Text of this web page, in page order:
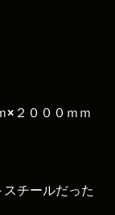
２０００ｍｍ
チールだった